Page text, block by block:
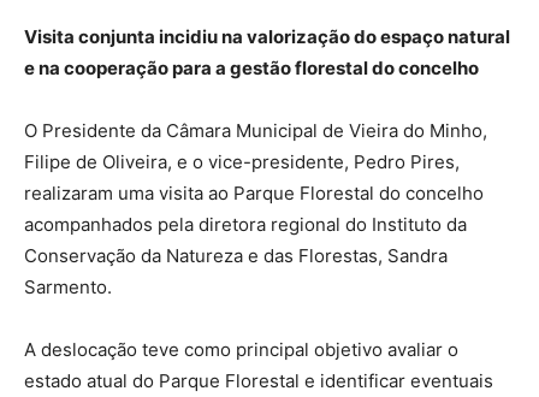
Visita conjunta incidiu na valorização do espaço natural
e na cooperação para a gestão florestal do concelho
O Presidente da Câmara Municipal de Vieira do Minho,
Filipe de Oliveira, e o vice-presidente, Pedro Pires,
realizaram uma visita ao Parque Florestal do concelho
acompanhados pela diretora regional do Instituto da
Conservação da Natureza e das Florestas, Sandra
Sarmento.
A deslocação teve como principal objetivo avaliar o
estado atual do Parque Florestal e identificar eventuais